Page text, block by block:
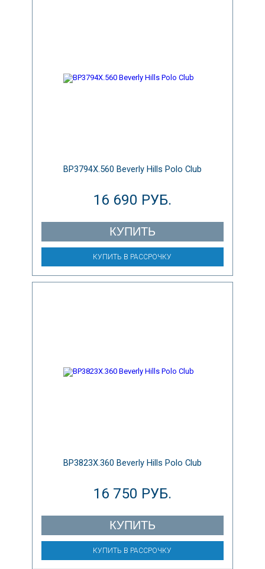
BP3794X.560 Beverly Hills Polo Club
16 690 РУБ.
КУПИТЬ
КУПИТЬ В РАССРОЧКУ
BP3823X.360 Beverly Hills Polo Club
16 750 РУБ.
КУПИТЬ
КУПИТЬ В РАССРОЧКУ